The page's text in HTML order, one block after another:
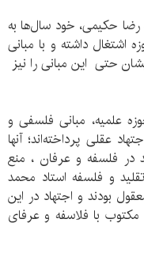
رضا حکیمی، خود سال‌ها به
اشتغال داشته و با مبانی
حتی این مبانی را نیز
علمیه، مبانی فلسفی و
عقلی پرداخته‌‌اند؛ آنها
در فلسفه و عرفان ، منع
و فلسفه استاد محمد
بودند و اجتهاد در این
مکتوب با فلاسفه و عرفای